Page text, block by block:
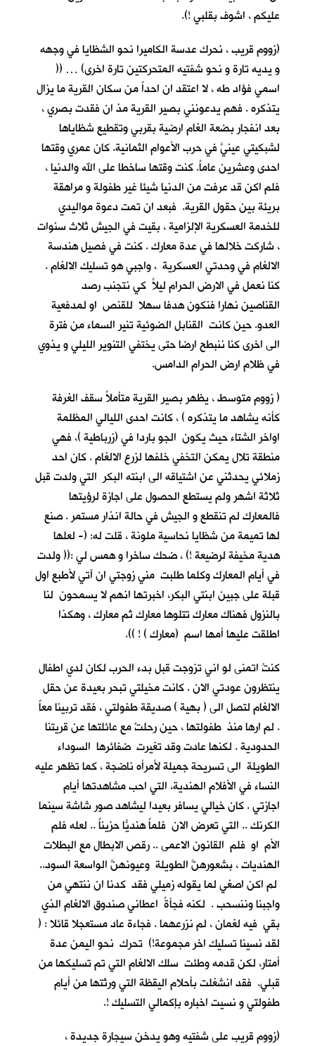
عليكم ، اشوف بقلبي !).
(زووم قريب ، نحرك عدسة الكاميرا نحو الشظايا في وجهه
و يديه تارة و نحو شفتيه المتحركتين تارة اخرى) … ((
اسمي فؤاد طه ، لا اعتقد ان احداً من سكان القرية ما يزال
يتذكره . فهم يدعونني بصير القرية مذ ان فقدت بصري ،
بعد انفجار بضعة الغام ارضية بقربي وتقطيع شظاياها
لشبكيتي عينيَّ في حرب الأعوام الثمانية. كان عمري وقتها
احدى وعشرين عاماً. كنت وقتها ساخطا على الله والدنيا ،
فلم اكن قد عرفت من الدنيا شيئا غير طفولة و مراهقة
بريئة بين حقول القرية. فبعد ان تمت دعوة مواليدي
للخدمة العسكرية الإلزامية ، بقيت في الجيش ثلاث سنوات
، شاركت خلالها في عدة معارك . كنت في فصيل هندسة
الالغام في وحدتي العسكرية ، واجبي هو تسليك الالغام .
كنا نعمل في الارض الحرام ليلاً كي نتجنب رصد
القناصين نهارا فنكون هدفا سهلا للقنص او لمدفعية
العدو. حين كانت القنابل الضوئية تنير السماء من فترة
الى اخرى كنا ننبطح ارضا حتى يختفي التنوير الليلي و يذوي
في ظلام ارض الحرام الدامس.
( زووم متوسط ، يظهر بصير القرية متأملاً سقف الغرفة
كأنه يشاهد ما يتذكره ) ، كانت احدى الليالي المظلمة
اواخر الشتاء حيث يكون الجو باردا في (زرباطية )، فهي
منطقة تلال يمكن التخفي خلفها لزرع الالغام . كان احد
زملائي يحدثني عن اشتياقه الى ابنته البكر التي ولدت قبل
ثلاثة اشهر ولم يستطع الحصول على اجازة لرؤيتها
فالمعارك لم تنقطع و الجيش في حالة انذار مستمر . صنع
لها تميمة من شظايا نحاسية ملونة ، قلت له: (- لعلها
هدية مخيفة لرضيعة !) ، ضحك ساخرا و همس لي :(( ولدت
في أيام المعارك وكلما طلبت مني زوجتي ان آتي لأطبع اول
قبلة على جبين ابنتي البكر، اخبرتها انهم لا يسمحون لنا
بالنزول فهناك معارك تتلوها معارك ثم معارك ، وهكذا
اطلقت عليها أمها اسم (معارك ) ! )).
كنتُ اتمنى لو اني تزوجت قبل بدء الحرب لكان لدي اطفال
ينتظرون عودتي الان . كانت مخيلتي تبحر بعيدة عن حقل
الالغام لتصل الى ( بهية ) صديقة طفولتي ، فقد تربينا معاً
. لم ارها منذ طفولتها ، حين رحلتْ مع عائلتها عن قريتنا
الحدودية . لكنها عادت وقد تغيرت ضفائرها السوداء
الطويلة الى تسريحة جميلة لأمرأه ناضجة ، كما تظهر عليه
النساء في الأفلام الهندية، التي احب مشاهدتها أيام
اجازتي . كان خيالي يسافر بعيدا ليشاهد صور شاشة سينما
الكرنك .. التي تعرض الان فلماً هنديّاً حزيناً .. لعله فلم
الأم او فلم القانون الاعمى .. رقص الابطال مع البطلات
الهنديات ، بشعورهنَّ الطويلة وعيونهنَّ الواسعة السود..
لم اكن اصغي لما يقوله زميلي فقد كدنا ان ننتهي من
واجبنا وننسحب . لكنه فجأةً اعطاني صندوق الالغام الذي
بقي فيه لغمان ، لم نزرعهما . فجاءة عاد مستعجلا قائلا : (
لقد نسينا تسليك اخر مجموعة!) تحرك نحو اليمن عدة
أمتار، لكن قدمه وطئت سلك الالغام التي تم تسليكها من
قبلي. فقد انشغلت بأحلام اليقظة التي ورثتها من أيام
طفولتي و نسيت اخباره بإكمالي التسليك !.
(زووم قريب على شفتيه وهو يدخن سيجارة جديدة ،